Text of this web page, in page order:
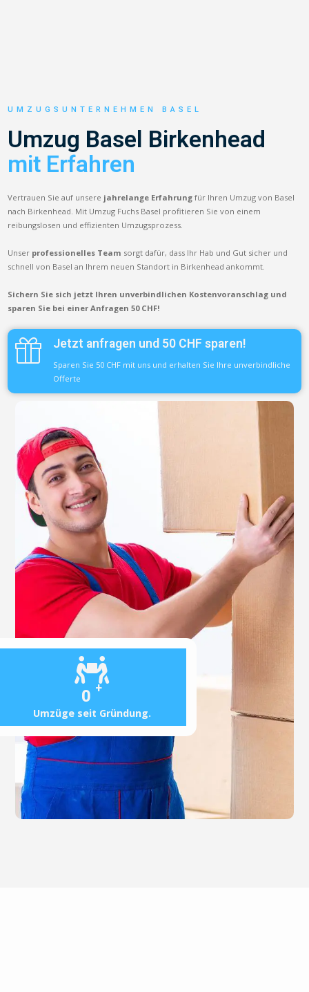
0 +
Umzüge seit Gründung.
UMZUGSUNTERNEHMEN BASEL
Umzug Basel Birkenhead
mit Erfahren
Vertrauen Sie auf unsere jahrelange Erfahrung für Ihren Umzug von Basel
nach Birkenhead. Mit Umzug Fuchs Basel profitieren Sie von einem
reibungslosen und effizienten Umzugsprozess.
Unser professionelles Team sorgt dafür, dass Ihr Hab und Gut sicher und
schnell von Basel an Ihrem neuen Standort in Birkenhead ankommt.
Sichern Sie sich jetzt Ihren unverbindlichen Kostenvoranschlag und
sparen Sie bei einer Anfragen 50 CHF!
Jetzt anfragen und 50 CHF sparen!
Sparen Sie 50 CHF mit uns und erhalten Sie Ihre unverbindliche
Offerte